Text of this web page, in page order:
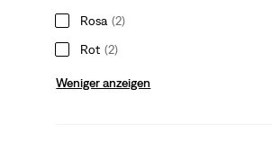
Rosa (2)
Rot (2)
Weniger anzeigen